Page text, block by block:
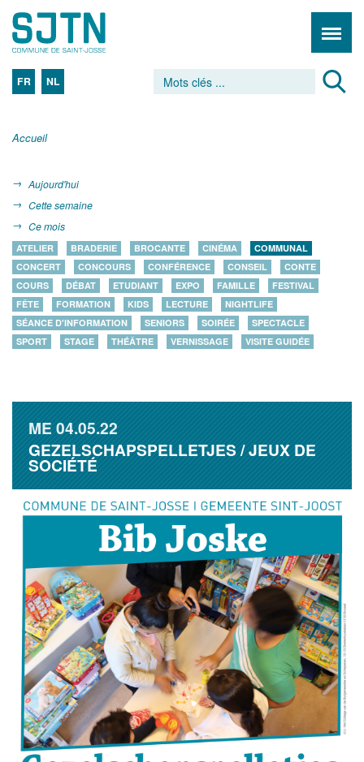
FR NL
Accueil
Aujourd'hui
Cette semaine
Ce mois
ATELIER BRADERIE BROCANTE CINÉMA
COMMUNAL
CONCERT
CONCOURS CONFÉRENCE CONSEIL
CONTE
COURS
DÉBAT ETUDIANT EXPO FAMILLE
FESTIVAL
FÊTE
FORMATION KIDS LECTURE
NIGHTLIFE
SÉANCE D'INFORMATION
SENIORS SOIRÉE
SPECTACLE
SPORT
STAGE THÉÂTRE VERNISSAGE VISITE GUIDÉE
ME04.05.22
GEZELSCHAPSPELLETJES / JEUX DE
SOCIÉTÉ